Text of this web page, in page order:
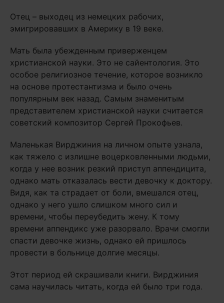
Отец – выходец из немецких рабочих,
эмигрировавших в Америку в 19 веке.
Мать была убежденным приверженцем
христианской науки. Это не сайентология. Это
особое религиозное течение, которое возникло
на основе протестантизма и было очень
популярным век назад. Самым знаменитым
представителем христианской науки считается
советский композитор Сергей Прокофьев.
Маленькая Вирджиния на личном опыте узнала,
как тяжело с излишне воцерковленными людьми,
когда у нее возник резкий приступ аппендицита,
однако мать отказалась вести девочку к доктору.
Видя, как та страдает от боли, вмешался отец,
однако у него ушло слишком много сил и
времени, чтобы переубедить жену. К тому
времени аппендикс уже разорвало. Врачи смогли
спасти девочке жизнь, однако ей пришлось
провести в больнице долгие месяцы.
Этот период ей скрашивали книги. Вирджиния
сама научилась читать, когда ей было три года.